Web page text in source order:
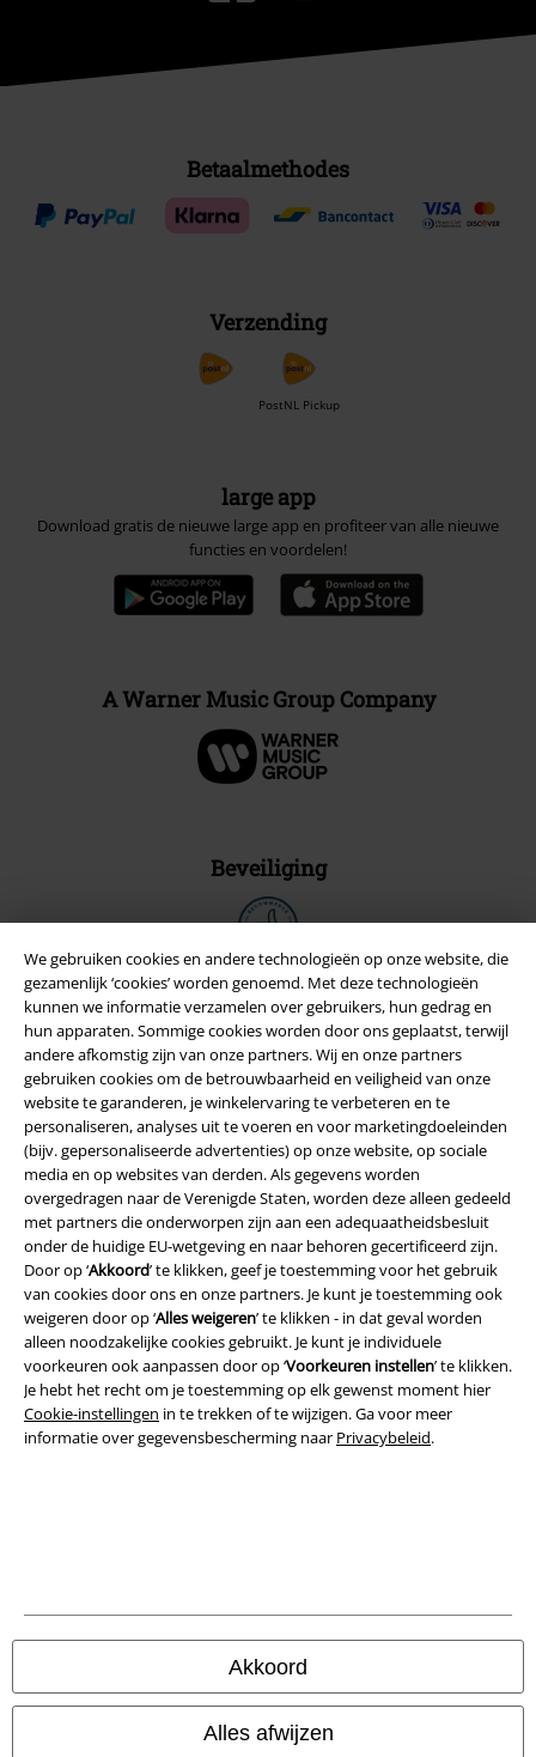
We gebruiken cookies en andere technologieën op onze website, die
gezamenlijk ‘cookies’ worden genoemd. Met deze technologieën
kunnen we informatie verzamelen over gebruikers, hun gedrag en
hun apparaten. Sommige cookies worden door ons geplaatst, terwijl
andere afkomstig zijn van onze partners. Wij en onze partners
gebruiken cookies om de betrouwbaarheid en veiligheid van onze
website te garanderen, je winkelervaring te verbeteren en te
personaliseren, analyses uit te voeren en voor marketingdoeleinden
(bijv. gepersonaliseerde advertenties) op onze website, op sociale
media en op websites van derden. Als gegevens worden
overgedragen naar de Verenigde Staten, worden deze alleen gedeeld
met partners die onderworpen zijn aan een adequaatheidsbesluit
onder de huidige EU-wetgeving en naar behoren gecertificeerd zijn.
Door op ‘Akkoord’ te klikken, geef je toestemming voor het gebruik
van cookies door ons en onze partners. Je kunt je toestemming ook
weigeren door op ‘Alles weigeren’ te klikken - in dat geval worden
alleen noodzakelijke cookies gebruikt. Je kunt je individuele
voorkeuren ook aanpassen door op ‘Voorkeuren instellen’ te klikken.
Je hebt het recht om je toestemming op elk gewenst moment hier
Cookie-instellingen in te trekken of te wijzigen. Ga voor meer
informatie over gegevensbescherming naar Privacybeleid.
Akkoord
Alles afwijzen
Betaalmethodes
Verzending
PostNL Pickup
large app
Download gratis de nieuwe large app en profiteer van alle nieuwe
functies en voordelen!
A Warner Music Group Company
Beveiliging
Legal
Algemene Voorwaarden
Bedrijfsgegevens
Privacyverklaring
Verklaring van conformiteit
Alle prijzen incl.wettelijke BTW
© 1986-2026 Large Popmerchandising BV